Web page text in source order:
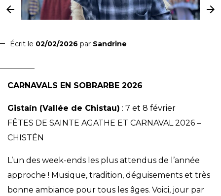
Écrit le 02/02/2026 par Sandrine
CARNAVALS EN SOBRARBE 2026
Gistaín (Vallée de Chistau) : 7 et 8 février
FÊTES DE SAINTE AGATHE ET CARNAVAL 2026 –
CHISTÉN
L’un des week-ends les plus attendus de l’année
approche ! Musique, tradition, déguisements et très
bonne ambiance pour tous les âges. Voici, jour par